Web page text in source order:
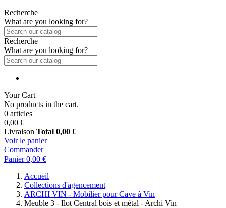
Recherche
What are you looking for?
Recherche
What are you looking for?
Your Cart
No products in the cart.
0 articles
0,00 €
Livraison Total 0,00 €
Voir le panier
Commander
Panier 0,00 €
Accueil
Collections d'agencement
ARCHI VIN - Mobilier pour Cave à Vin
Meuble 3 - Ilot Central bois et métal - Archi Vin